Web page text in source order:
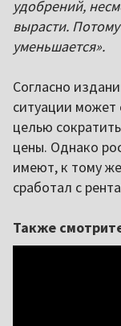
удобрений,
вырасти.
уменьшается».
Согласно
ситуации может
целью
цены. Однако
имеют, к тому
сработал с
Также